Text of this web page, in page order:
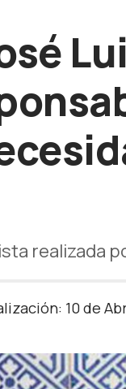
realizada
10 de